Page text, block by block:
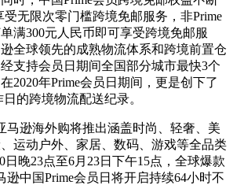
受无限次零门槛跨境免邮服务，非Prime
满300元人民币即可享受跨境免邮服
全球领先的成熟物流体系和跨境前置仓
支持会员日期间全国部分城市最快3个
2020年Prime会员日期间，更是创下了
的跨境物流配送纪录。
马逊海外购将推出涵盖时尚、轻奢、美
运动户外、家居、数码、游戏等全品类
日晚23点至6月23日下午15点，全球爆款
逊中国Prime会员日将开启持续64小时不